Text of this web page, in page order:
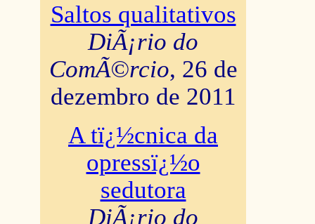
Saltos qualitativos
DiÃ¡rio do
ComÃ©rcio, 26 de
dezembro de 2011
A tï¿½cnica da
opressï¿½o
sedutora
DiÃ¡rio do